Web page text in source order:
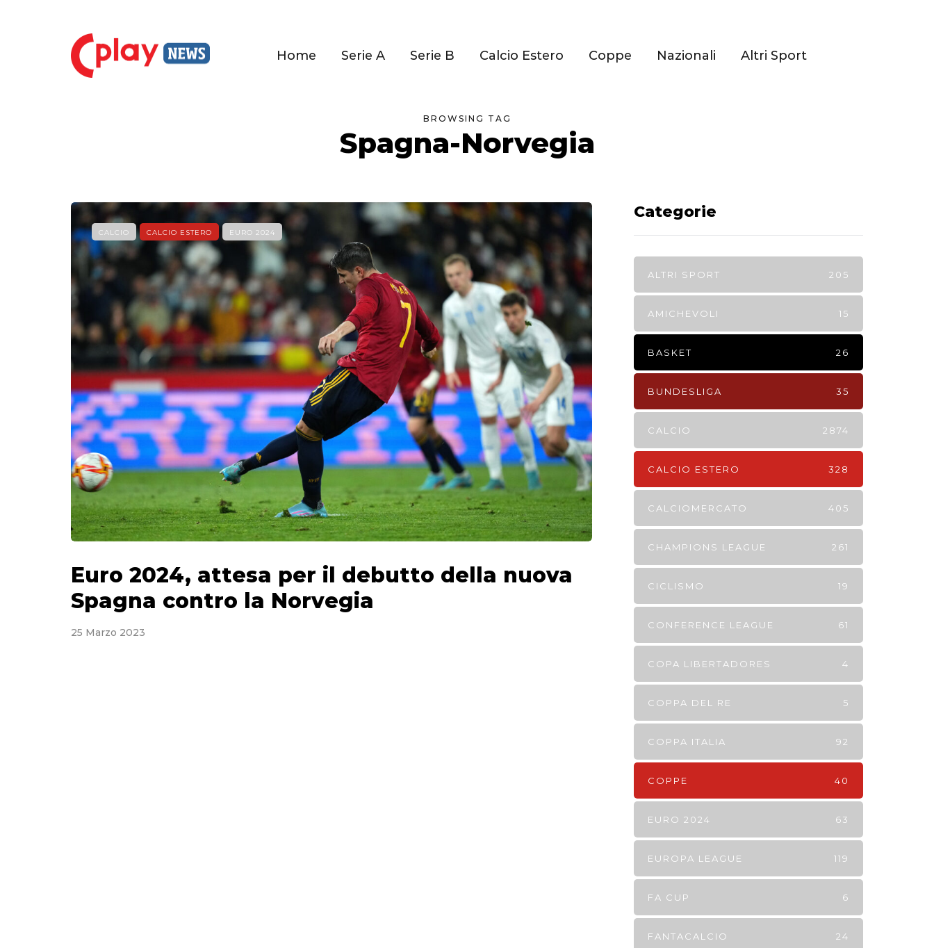
Home Serie A Serie B Calcio Estero Coppe Nazionali Altri Sport
BROWSING TAG
Spagna-Norvegia
CALCIO CALCIO ESTERO EURO 2024
Euro 2024, attesa per il debutto della nuova
Spagna contro la Norvegia
25 Marzo 2023
Categorie
ALTRI SPORT 205
AMICHEVOLI 15
BASKET 26
BUNDESLIGA 35
CALCIO 2874
CALCIO ESTERO 328
CALCIOMERCATO 405
CHAMPIONS LEAGUE 261
CICLISMO 19
CONFERENCE LEAGUE 61
COPA LIBERTADORES 4
COPPA DEL RE 5
COPPA ITALIA 92
COPPE 40
EURO 2024 63
EUROPA LEAGUE 119
FA CUP 6
FANTACALCIO 24